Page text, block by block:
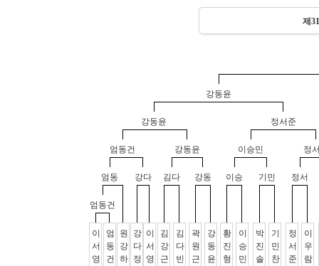
제
강동윤
강동윤
엄동건
엄동
엄동건
이
서
영
엄
동
건
원
강
하
강다
강
다
정
이
서
영
강동윤
김다
김
강
근
김
다
빈
강동
곽
원
근
강
동
윤
정서준
이승민
이승
황
진
형
이
승
민
기민
박
진
솔
기
민
찬
정
정서
정
서
준
이
우
람